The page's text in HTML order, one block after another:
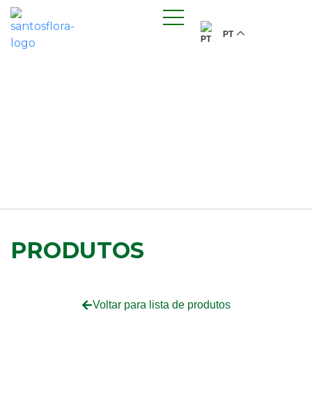
PT
PRODUTOS
Voltar para lista de produtos